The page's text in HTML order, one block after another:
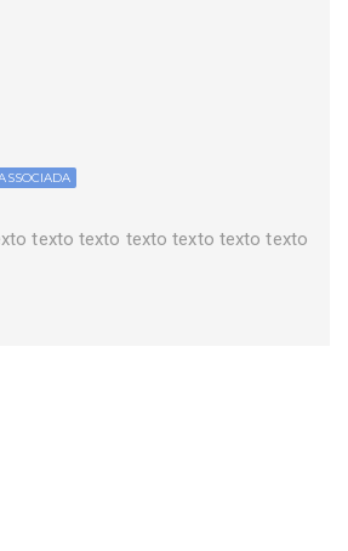
texto texto texto texto texto texto